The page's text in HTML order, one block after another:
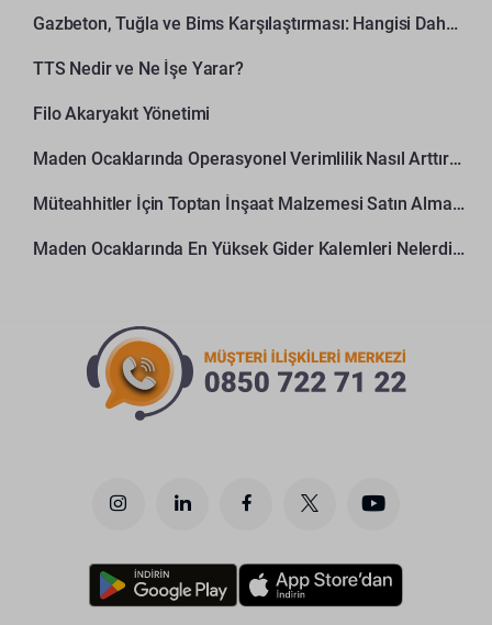
Gazbeton, Tuğla ve Bims Karşılaştırması: Hangisi Daha Avantajlı?
TTS Nedir ve Ne İşe Yarar?
Filo Akaryakıt Yönetimi
Maden Ocaklarında Operasyonel Verimlilik Nasıl Arttırılır?
Müteahhitler İçin Toptan İnşaat Malzemesi Satın Alma Rehberi
Maden Ocaklarında En Yüksek Gider Kalemleri Nelerdir?